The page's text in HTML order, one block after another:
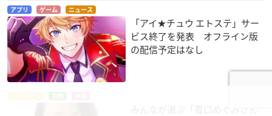
アプリ ゲーム ニュース
「アイ★チュウ エトステ」サー
ビス終了を発表 オフライン版
の配信予定はなし
ランキング